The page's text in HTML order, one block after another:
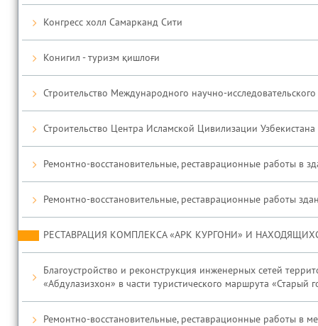
Конгресс холл Самарканд Сити
Конигил - туризм қишлоғи
Строительство Международного научно-
Строительство Центра Исламской Цивилизации
Ремонтно-восстановительные, реставрационные работы в
Ремонтно-восстановительные, реставрационные работы
РЕСТАВРАЦИЯ КОМПЛЕКСА «АРК КУРГОНИ» И
Благоустройство и реконструкция инженерных сетей
«Абдулазизхон» в части туристического маршрута «Старый
Ремонтно-восстановительные, реставрационные работы в